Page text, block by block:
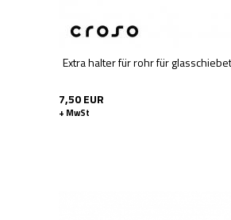
Extra halter für rohr für
7,50 EUR
+ MwSt